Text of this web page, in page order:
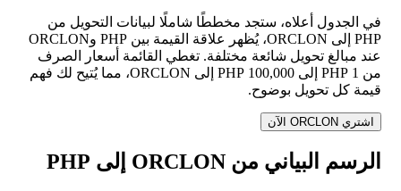
في الجدول أعلاه، ستجد مخططًا شاملًا لبيانات التحويل من
PHP إلى ORCLON، يُظهر علاقة القيمة بين PHP وORCLON
عند مبالغ تحويل شائعة مختلفة. تغطي القائمة أسعار الصرف
من 1 PHP إلى 100,000 PHP إلى ORCLON، مما يُتيح لك فهم
قيمة كل تحويل بوضوح.
اشتري ORCLON الآن
الرسم البياني من ORCLON إلى PHP